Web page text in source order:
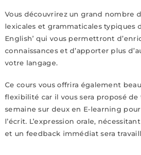
Vous découvrirez un grand nombre
lexicales et grammaticales typiques
English’ qui vous permettront
connaissances et d’apporter plus
votre langage.
Ce cours vous offrira également
flexibilité car il vous sera proposé de
semaine sur deux en E-learning
l’écrit. L’expression orale,
et un feedback immédiat sera